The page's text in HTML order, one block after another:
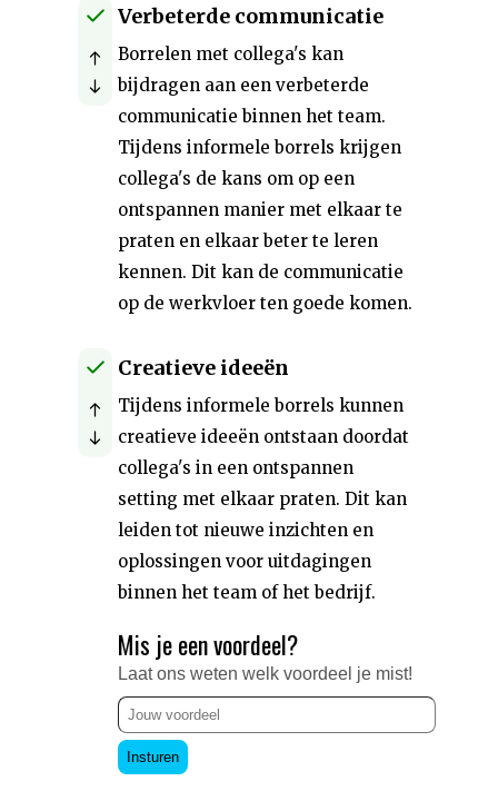
Verbeterde communicatie
Borrelen met collega's kan
bijdragen aan een verbeterde
communicatie binnen het team.
Tijdens informele borrels krijgen
collega's de kans om op een
ontspannen manier met elkaar te
praten en elkaar beter te leren
kennen. Dit kan de communicatie
op de werkvloer ten goede komen.
Creatieve ideeën
Tijdens informele borrels kunnen
creatieve ideeën ontstaan doordat
collega's in een ontspannen
setting met elkaar praten. Dit kan
leiden tot nieuwe inzichten en
oplossingen voor uitdagingen
binnen het team of het bedrijf.
Mis je een voordeel?
Laat ons weten welk voordeel je mist!
Insturen